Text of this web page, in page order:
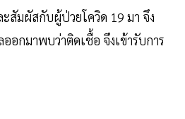
สัมผัสกับผู้ป่วยโควิด 19 มา จึง
ออกมาพบว่าติดเชื้อ จึงเข้ารับการ